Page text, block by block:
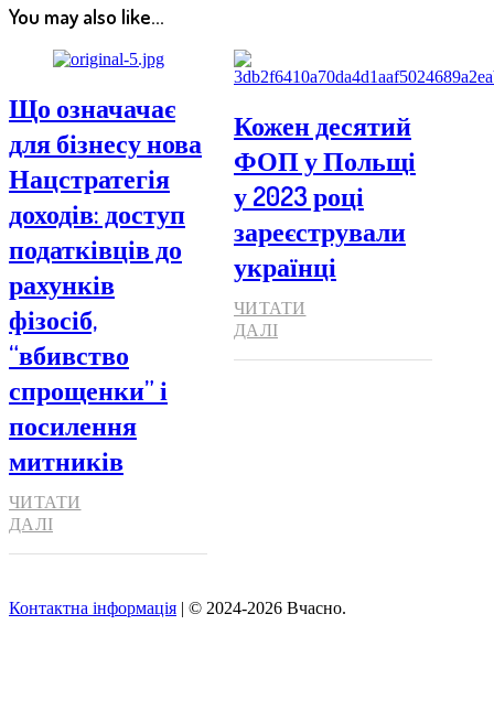
You may also like...
Що означачає
для бізнесу нова
Нацстратегія
доходів: доступ
податківців до
рахунків
фізосіб,
“вбивство
спрощенки” і
посилення
митників
ЧИТАТИ
ДАЛІ
Кожен десятий
ФОП у Польщі
у 2023 році
зареєстрували
українці
ЧИТАТИ
ДАЛІ
Контактна інформація | © 2024-2026 Вчасно.